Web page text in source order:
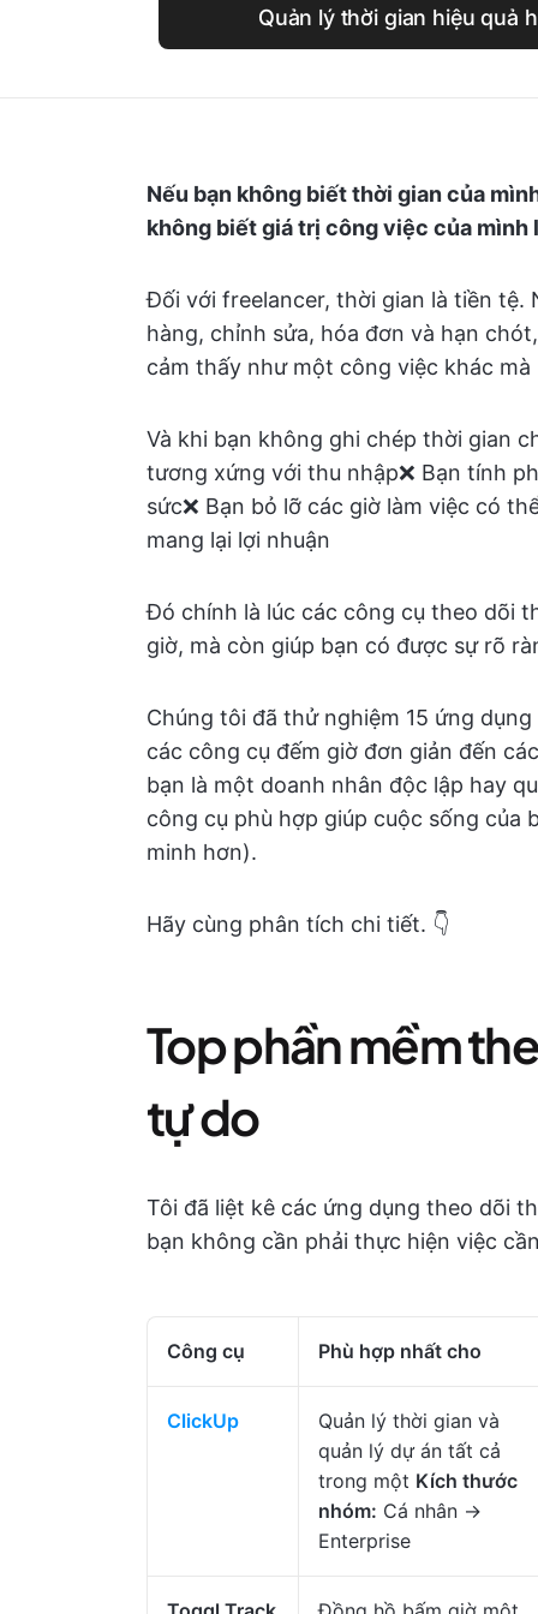
Quản lý thời gian hiệu quả
Nếu bạn không biết thời gian của
không biết giá trị công việc của mình
Đối với freelancer, thời gian là tiền tệ.
hàng, chỉnh sửa, hóa đơn và hạn
cảm thấy như một công việc khác
Và khi bạn không ghi chép thời gian
tương xứng với thu nhập❌ Bạn tính
sức❌ Bạn bỏ lỡ các giờ làm việc có
mang lại lợi nhuận
Đó chính là lúc các công cụ theo dõi
giờ, mà còn giúp bạn có được sự rõ
Chúng tôi đã thử nghiệm 15 ứng
các công cụ đếm giờ đơn giản đến
bạn là một doanh nhân độc lập hay
công cụ phù hợp giúp cuộc sống của
minh hơn).
Hãy cùng phân tích chi tiết. 👇
Top phần mềm
tự do
Tôi đã liệt kê các ứng dụng theo dõi
bạn không cần phải thực hiện việc
Công cụ Phù hợp nhất cho
ClickUp
Quản lý thời gian và
quản lý dự án tất cả
trong một Kích thước
nhóm: Cá nhân →
Enterprise